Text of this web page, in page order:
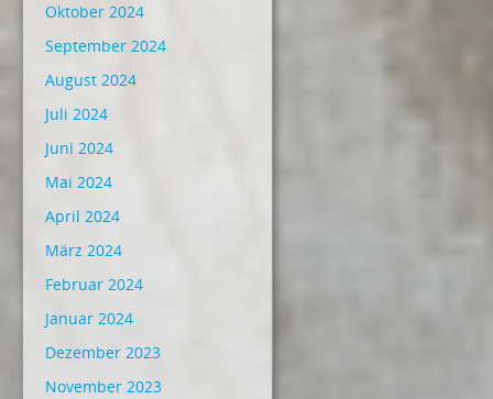
Oktober 2024
September 2024
August 2024
Juli 2024
Juni 2024
Mai 2024
April 2024
März 2024
Februar 2024
Januar 2024
Dezember 2023
November 2023